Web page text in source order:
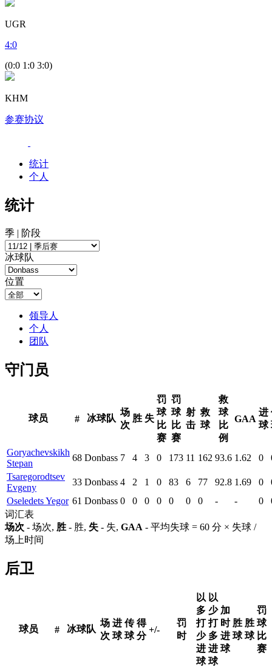
UGR
4:0
(0:0 1:0 3:0)
KHM
参赛协议
统计
个人
统计
季 | 阶段
冰球队
位置
领导人
个人
团队
守门员
球员 # 冰球队
场
次
胜 失
罚
球
比
赛
罚
球
比
赛
射
击
救
球
救
球
比
例
GAA
进
球
Goryachevskikh
Stepan
68 Donbass 7 4 3 0 173 11 162 93.6 1.62 0
Tsaregorodtsev
Evgeny
33 Donbass 4 2 1 0 83 6 77 92.8 1.69 0
Oseledets Yegor 61 Donbass 0 0 0 0 0 0 0 - - 0
词汇表
场次 - 场次, 胜 - 胜, 失 - 失, GAA - 平均失球 = 60 分 × 失球 /
场上时间
后卫
球员 # 冰球队
场
次
进
球
传
球
得
分
+/-
罚
时
以
多
打
少
进
球
以
少
打
多
进
球
加
时
进
球
胜
球
胜
球
罚
球
比
赛